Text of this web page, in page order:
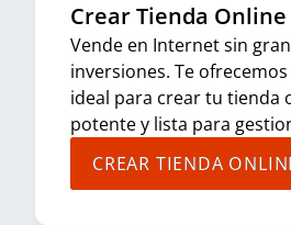
Crear Tienda
Vende en Internet sin
inversiones. Te
ideal para crear tu tienda
potente y lista para
CREAR TIENDA